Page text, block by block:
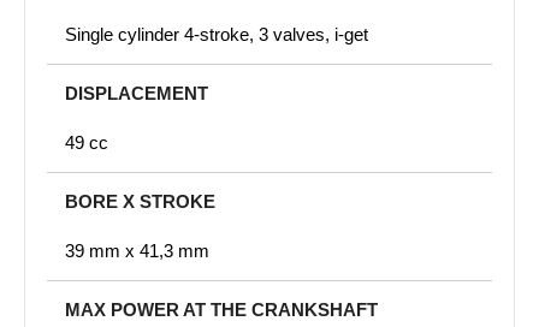
Single cylinder 4-stroke, 3 valves, i-get
DISPLACEMENT
49 cc
BORE X STROKE
39 mm x 41,3 mm
MAX POWER AT THE CRANKSHAFT